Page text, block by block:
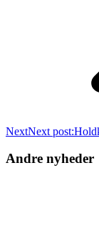
NextNext post:
Andre nyheder